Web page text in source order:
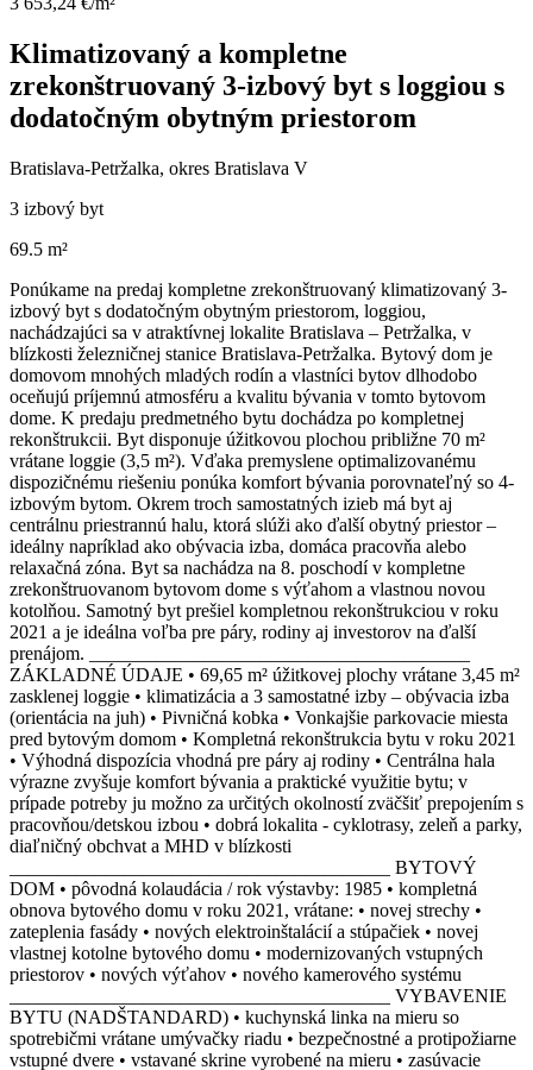
Klimatizovaný a kompletne
zrekonštruovaný 3-izbový byt s loggiou s
dodatočným obytným priestorom
Bratislava-Petržalka, okres Bratislava V
3 izbový byt
69.5 m²
Ponúkame na predaj kompletne zrekonštruovaný klimatizovaný 3-
izbový byt s dodatočným obytným priestorom, loggiou,
nachádzajúci sa v atraktívnej lokalite Bratislava – Petržalka, v
blízkosti železničnej stanice Bratislava-Petržalka. Bytový dom je
domovom mnohých mladých rodín a vlastníci bytov dlhodobo
oceňujú príjemnú atmosféru a kvalitu bývania v tomto bytovom
dome. K predaju predmetného bytu dochádza po kompletnej
rekonštrukcii. Byt disponuje úžitkovou plochou približne 70 m²
vrátane loggie (3,5 m²). Vďaka premyslene optimalizovanému
dispozičnému riešeniu ponúka komfort bývania porovnateľný so 4-
izbovým bytom. Okrem troch samostatných izieb má byt aj
centrálnu priestrannú halu, ktorá slúži ako ďalší obytný priestor –
ideálny napríklad ako obývacia izba, domáca pracovňa alebo
relaxačná zóna. Byt sa nachádza na 8. poschodí v kompletne
zrekonštruovanom bytovom dome s výťahom a vlastnou novou
kotolňou. Samotný byt prešiel kompletnou rekonštrukciou v roku
2021 a je ideálna voľba pre páry, rodiny aj investorov na ďalší
prenájom. ________________________________________
ZÁKLADNÉ ÚDAJE • 69,65 m² úžitkovej plochy vrátane 3,45 m²
zasklenej loggie • klimatizácia a 3 samostatné izby – obývacia izba
(orientácia na juh) • Pivničná kobka • Vonkajšie parkovacie miesta
pred bytovým domom • Kompletná rekonštrukcia bytu v roku 2021
• Výhodná dispozícia vhodná pre páry aj rodiny • Centrálna hala
výrazne zvyšuje komfort bývania a praktické využitie bytu; v
prípade potreby ju možno za určitých okolností zväčšiť prepojením s
pracovňou/detskou izbou • dobrá lokalita - cyklotrasy, zeleň a parky,
diaľničný obchvat a MHD v blízkosti
________________________________________ BYTOVÝ
DOM • pôvodná kolaudácia / rok výstavby: 1985 • kompletná
obnova bytového domu v roku 2021, vrátane: • novej strechy •
zateplenia fasády • nových elektroinštalácií a stúpačiek • novej
vlastnej kotolne bytového domu • modernizovaných vstupných
priestorov • nových výťahov • nového kamerového systému
________________________________________ VYBAVENIE
BYTU (NADŠTANDARD) • kuchynská linka na mieru so
spotrebičmi vrátane umývačky riadu • bezpečnostné a protipožiarne
vstupné dvere • vstavané skrine vyrobené na mieru • zasúvacie